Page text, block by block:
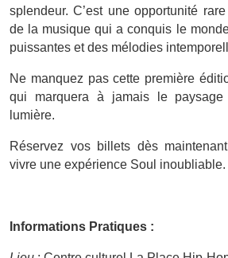
splendeur. C’est une opportunité
de la musique qui a conquis le
puissantes et des mélodies
Ne manquez pas cette première
qui marquera à jamais le
lumière.
Réservez vos billets dès
vivre une expérience Soul inoubliable.
Informations Pratiques :